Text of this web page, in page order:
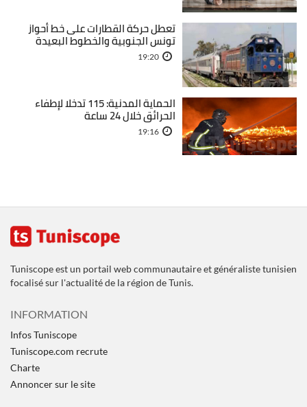
تعطل حركة القطارات على خط أحواز
تونس الجنوبية والخطوط البعيدة
19:20
الحماية المدنية: 115 تدخلا لإطفاء
الحرائق خلال 24 ساعة
19:16
Tuniscope est un portail web communautaire et généraliste tunisien
focalisé sur l'actualité de la région de Tunis.
INFORMATION
Infos Tuniscope
Tuniscope.com recrute
Charte
Annoncer sur le site